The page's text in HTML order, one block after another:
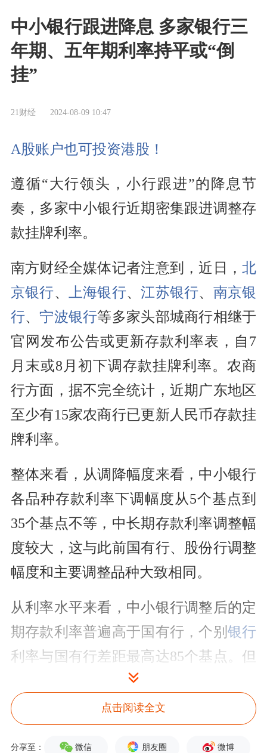
中小银行跟进降息 多家银行三
年期、五年期利率持平或“倒
挂”
21财经 2024-08-09 10:47
A股账户也可投资港股！
遵循“大行领头，小行跟进”的降息节
奏，多家中小银行近期密集跟进调整存
款挂牌利率。
南方财经全媒体记者注意到，近日，北
京银行、 上海银行、江苏银行、 南京银
行、宁波银行等多家头部城商行相继于
官网发布公告或更新存款利率表，自7
月末或8月初下调存款挂牌利率。农商
行方面，据不完全统计，近期广东地区
至少有15家农商行已更新人民币存款挂
牌利率。
整体来看，从调降幅度来看，中小银行
各品种存款利率下调幅度从5个基点到
35个基点不等，中长期存款利率调整幅
度较大，这与此前国有行、股份行调整
幅度和主要调整品种大致相同。
从利率水平来看，中小银行调整后的定
期存款利率普遍高于国有行，个别 银行
利率与国有行差距最高达85个基点。但
也有部分中小银行三年期、五年期存款
利率已与国有行、股份行保持同一水
平，五年期利率甚至低于国有行。
点击阅读全文
分享至： 微信 朋友圈 微博